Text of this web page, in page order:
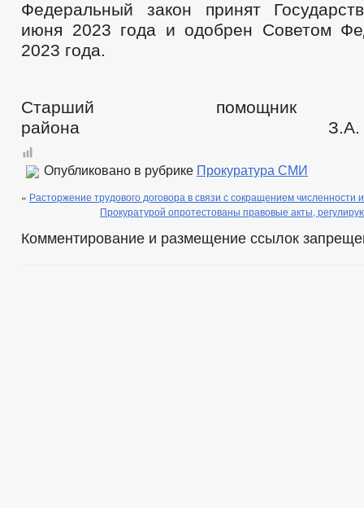
Федеральный закон принят
июня 2023 года и одобрен Советом
2023 года.
Старший помощник
района З.А.
Опубликовано в рубрике Прокуратура СМИ
« Расторжение трудового договора в связи с сокращением численности
Прокуратурой опротестованы правовые акты,
Комментирование и размещение ссылок